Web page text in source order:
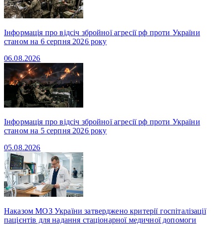
Інформація про відсіч збройної агресії рф проти України
станом на 6 серпня 2026 року
06.08.2026
Інформація про відсіч збройної агресії рф проти України
станом на 5 серпня 2026 року
05.08.2026
Наказом МОЗ України затверджено критерії госпіталізації
пацієнтів для надання стаціонарної медичної допомоги